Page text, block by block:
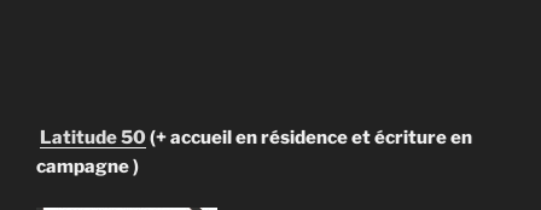
Latitude 50(+ accueil en résidence et écriture en
campagne )